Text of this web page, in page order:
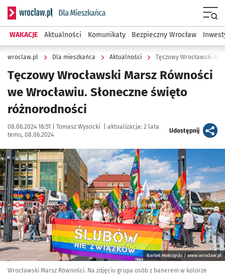
Serwis informacyjny wroclaw.pl podserwis: Dla mieszkańca
WAKACJE Aktualności Komunikaty Bezpieczny Wrocław
wroclaw.pl Dla mieszkańca Aktualności Tęczowy Wrocławski
Tęczowy Wrocławski Marsz Równości
we Wrocławiu. Słoneczne święto
różnorodności
Data publikacji:
08.06.2024 18:51 | Autor:
Tomasz Wysocki aktualizacja: 2 lata
temu, 08.06.2024
Udostępnijartykuł
Kliknij, aby zobaczyć galerię
Bartek Mokrzycki / www.wroclaw.pl
Wrocławski Marsz Równości. Na zdjęciu grupa osób z banerem w kolorze